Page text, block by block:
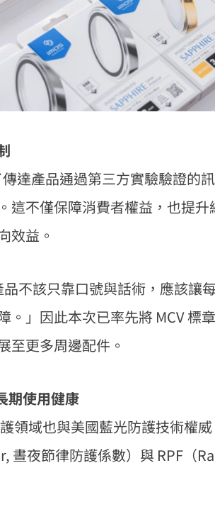
達產品通過第三方實驗驗證的
這不僅保障消費者權益，也提升
效益。
不該只靠口號與話術，應該讓
。」因此本次已率先將 MCV 標
至更多周邊配件。
期使用健康
領域也與美國藍光防護技術權
晝夜節律防護係數）與 RPF（